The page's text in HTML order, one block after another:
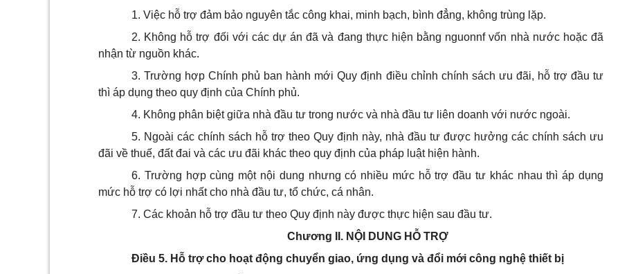
1. Việc hỗ trợ đảm bảo nguyên tắc công khai, minh bạch, bình đẳng, không trùng lặp.
2. Không hỗ trợ đối với các dự án đã và đang thực hiện bằng nguonnf vốn nhà nước hoặc đã
nhận từ nguồn khác.
3. Trường hợp Chính phủ ban hành mới Quy định điều chỉnh chính sách ưu đãi, hỗ trợ đầu tư
thì áp dụng theo quy định của Chính phủ.
4. Không phân biệt giữa nhà đầu tư trong nước và nhà đầu tư liên doanh với nước ngoài.
5. Ngoài các chính sách hỗ trợ theo Quy định này, nhà đầu tư được hưởng các chính sách ưu
đãi về thuế, đất đai và các ưu đãi khác theo quy định của pháp luật hiện hành.
6. Trường hợp cùng một nội dung nhưng có nhiều mức hỗ trợ đầu tư khác nhau thì áp dụng
mức hỗ trợ có lợi nhất cho nhà đầu tư, tổ chức, cá nhân.
7. Các khoản hỗ trợ đầu tư theo Quy định này được thực hiện sau đầu tư.
Chương II. NỘI DUNG HỖ TRỢ
Điều 5. Hỗ trợ cho hoạt động chuyển giao, ứng dụng và đổi mới công nghệ thiết bị